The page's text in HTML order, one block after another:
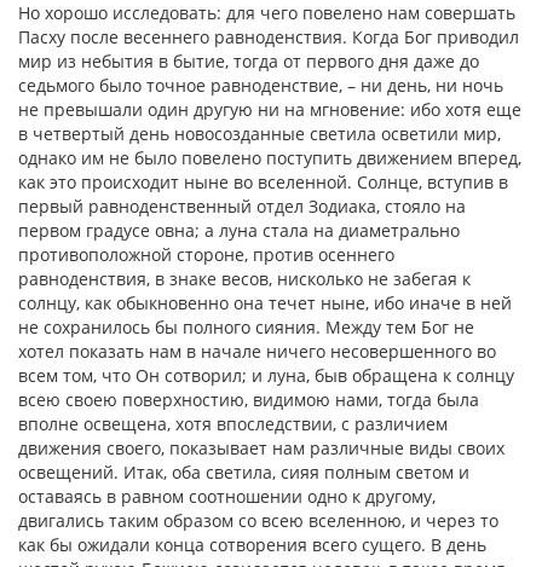
Но хорошо исследовать: для чего повелено нам совершать
Пасху после весеннего равноденствия. Когда Бог приводил
мир из небытия в бытие, тогда от первого дня даже до
седьмого было точное равноденствие, – ни день, ни ночь
не превышали один другую ни на мгновение: ибо хотя еще
в четвертый день новосозданные светила осветили мир,
однако им не было повелено поступить движением вперед,
как это происходит ныне во вселенной. Солнце, вступив в
первый равноденственный отдел Зодиака, стояло на
первом градусе овна; а луна стала на диаметрально
противоположной стороне, против осеннего
равноденствия, в знаке весов, нисколько не забегая к
солнцу, как обыкновенно она течет ныне, ибо иначе в ней
не сохранилось бы полного сияния. Между тем Бог не
хотел показать нам в начале ничего несовершенного во
всем том, что Он сотворил; и луна, быв обращена к солнцу
всею своею поверхностию, видимою нами, тогда была
вполне освещена, хотя впоследствии, с различием
движения своего, показывает нам различные виды своих
освещений. Итак, оба светила, сияя полным светом и
оставаясь в равном соотношении одно к другому,
двигались таким образом со всею вселенною, и через то
как бы ожидали конца сотворения всего сущего. В день